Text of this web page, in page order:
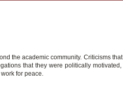
the academic community. Criticisms
that they were politically motivated,
for peace.